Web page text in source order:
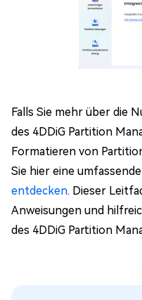
Falls Sie mehr über die
des 4DDiG Partition
Formatieren von
Sie hier eine
entdecken. Dieser
Anweisungen und
des 4DDiG Partition